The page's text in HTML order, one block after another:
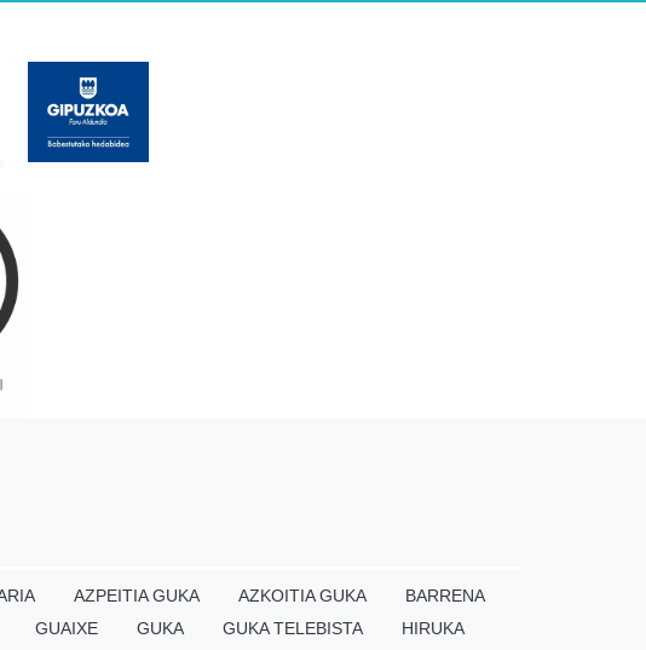
AZPEITIA GUKA AZKOITIA GUKA
BARRENA
GUAIXE GUKA GUKA TELEBISTA HIRUKA